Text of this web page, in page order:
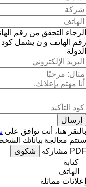
الرجاء التحقق من رقم
رقم الهاتف وأن يشمل كود
الدولة
بالنقر هنا، أنت توافق على
ستتم معالجة بياناتك
PDF مشاركة
شكوى
كتابة
الهاتف
إعلانات مماثلة